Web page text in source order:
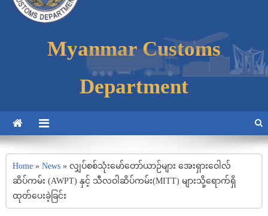
Myanmar Customs
Department
Home» News» လျှပ်စစ်သုံးမော်တော်ယာဉ်များ အေးရှားဝေါလ်
ဆိပ်ကမ်း (AWPT) နှင့် သီလဝါဆိပ်ကမ်း(MITT) များသို့ရောက်ရှိ
ထုတ်ပေးခဲ့ခြင်း